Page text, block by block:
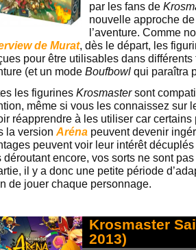
par les fans de
nouvelle approche
l’aventure. Comme
de Murat, dès le départ, les
pour être utilisables dans
(et un mode Boufbowl qui paraîtra
les figurines Krosmastersont
même si vous les connaissez sur
réapprendre à les utiliser car
la version Aréna peuvent devenir
peuvent voir leur intérêt
déroutant encore, vos sorts ne sont
il y a donc une petite période
de jouer chaque personnage.
Krosmaster
2013)